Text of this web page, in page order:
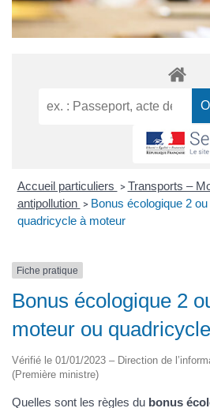
Accueil particuliers > Transports –
antipollution > Bonus écologique 2
quadricycle à moteur
Fiche pratique
Bonus écologique 2
moteur ou
Vérifié le 01/01/2023 – Direction de
(Première ministre)
Quelles sont les règles du bonus